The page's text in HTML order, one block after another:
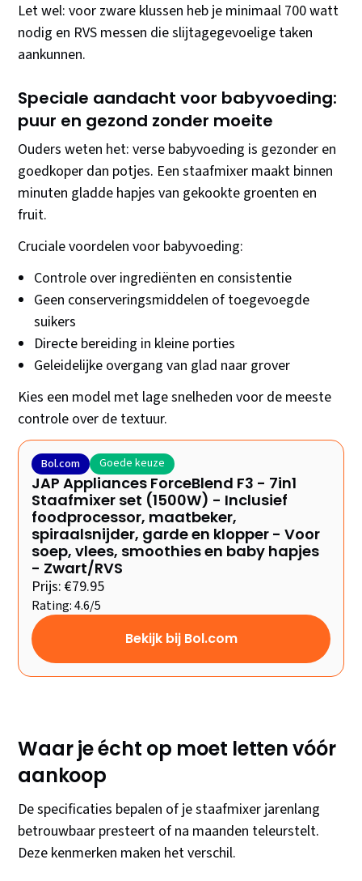
Let wel: voor zware klussen heb je minimaal 700 watt
nodig en RVS messen die slijtagegevoelige taken
aankunnen.
Speciale aandacht voor babyvoeding:
puur en gezond zonder moeite
Ouders weten het: verse babyvoeding is gezonder en
goedkoper dan potjes. Een staafmixer maakt binnen
minuten gladde hapjes van gekookte groenten en
fruit.
Cruciale voordelen voor babyvoeding:
Controle over ingrediënten en consistentie
Geen conserveringsmiddelen of toegevoegde
suikers
Directe bereiding in kleine porties
Geleidelijke overgang van glad naar grover
Kies een model met lage snelheden voor de meeste
controle over de textuur.
Bol.com Goede keuze
JAP Appliances ForceBlend F3 - 7in1
Staafmixer set (1500W) - Inclusief
foodprocessor, maatbeker,
spiraalsnijder, garde en klopper - Voor
soep, vlees, smoothies en baby hapjes
- Zwart/RVS
Prijs: €79.95
Rating: 4.6/5
Bekijk bij Bol.com
Waar je écht op moet letten vóór
aankoop
De specificaties bepalen of je staafmixer jarenlang
betrouwbaar presteert of na maanden teleurstelt.
Deze kenmerken maken het verschil.